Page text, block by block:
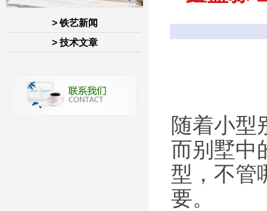
> 铁艺新闻
> 技术文章
随着小型
而别墅中
型，不管
要。